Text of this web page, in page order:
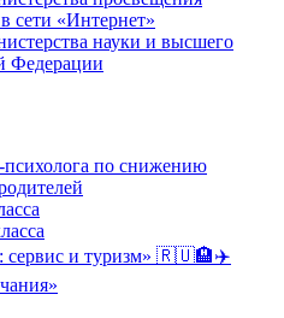
сети «Интернет»
науки и высшего
Федерации
психолога по снижению
сервис и туризм» 🇷🇺🏨✈️